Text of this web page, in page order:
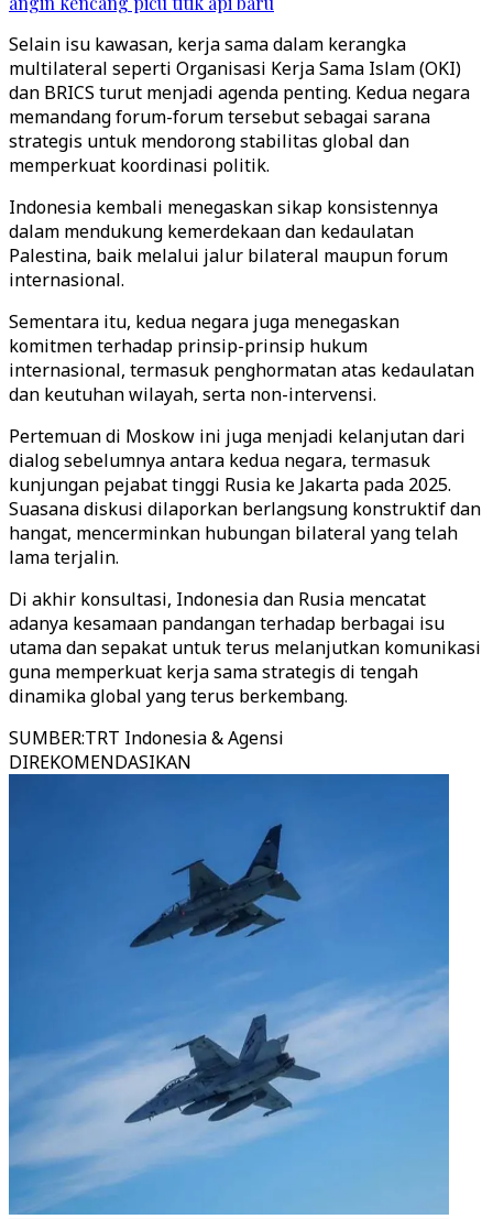
Selain isu kawasan, kerja sama dalam kerangka
multilateral seperti Organisasi Kerja Sama Islam (OKI)
dan BRICS turut menjadi agenda penting. Kedua negara
memandang forum-forum tersebut sebagai sarana
strategis untuk mendorong stabilitas global dan
memperkuat koordinasi politik.
Indonesia kembali menegaskan sikap konsistennya
dalam mendukung kemerdekaan dan kedaulatan
Palestina, baik melalui jalur bilateral maupun forum
internasional.
Sementara itu, kedua negara juga menegaskan
komitmen terhadap prinsip-prinsip hukum
internasional, termasuk penghormatan atas kedaulatan
dan keutuhan wilayah, serta non-intervensi.
Pertemuan di Moskow ini juga menjadi kelanjutan dari
dialog sebelumnya antara kedua negara, termasuk
kunjungan pejabat tinggi Rusia ke Jakarta pada 2025.
Suasana diskusi dilaporkan berlangsung konstruktif dan
hangat, mencerminkan hubungan bilateral yang telah
lama terjalin.
Di akhir konsultasi, Indonesia dan Rusia mencatat
adanya kesamaan pandangan terhadap berbagai isu
utama dan sepakat untuk terus melanjutkan komunikasi
guna memperkuat kerja sama strategis di tengah
dinamika global yang terus berkembang.
SUMBER:TRT Indonesia & Agensi
DIREKOMENDASIKAN